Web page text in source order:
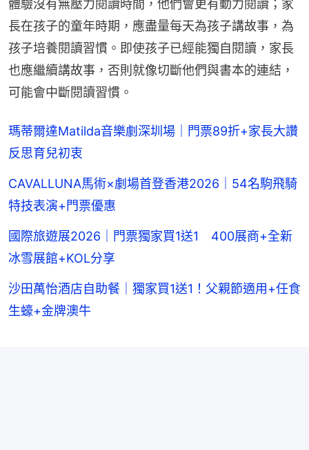
體驗沒有無壓力閱讀時間，他們會更有動力閱讀；家
長在孩子的童年時期，應盡量每天為孩子講故事，為
孩子培養閱讀習慣。即使孩子已經能獨自閱讀，家長
也應繼續講故事，否則就像切斷他們與書本的連結，
可能會中斷閱讀習慣。
瑪蒂爾達Matilda音樂劇深圳場｜門票89折+家長大讚
反思育兒初衷
CAVALLUNA馬術×劇場首登香港2026｜54名駒飛騎
特技表演+門票優惠
國際旅遊展2026｜門票獨家買1送1 400展商+全新
冰雪展館+KOL分享
沙田萬怡酒店自助餐｜獨家買1送1！父親節適用+任食
生蠔+金牌澳牛